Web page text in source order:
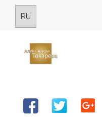
Skip
FacebookTwitterGoogle plus